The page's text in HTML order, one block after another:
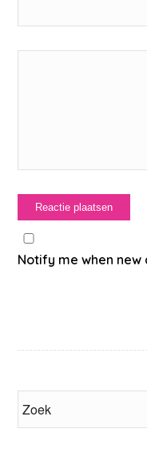
Notify me when